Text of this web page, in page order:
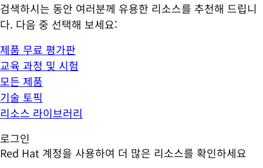
검색하시는 동안 여러분께 유용한 리소스를 추천해 드립니
다. 다음 중 선택해 보세요:
제품 무료 평가판
교육 과정 및 시험
모든 제품
기술 토픽
리소스 라이브러리
로그인
Red Hat 계정을 사용하여 더 많은 리소스를 확인하세요